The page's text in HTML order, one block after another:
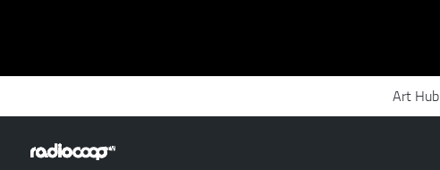
Art Hub